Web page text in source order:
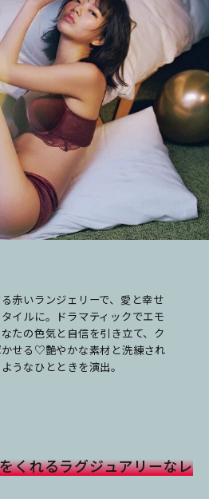
赤いランジェリーで、愛と幸せ
イルに。ドラマティックでエモ
たの色気と自信を引き立て、ク
せる♡艶やかな素材と洗練され
うなひとときを演出。
くれるラグジュアリーなレ